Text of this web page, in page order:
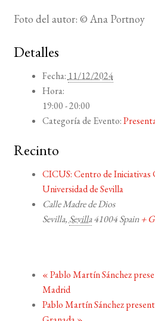
Foto del autor: © Ana Portnoy
Detalles
Fecha: 11/12/2024
Hora:
19:00 - 20:00
Categoría de Evento:
Recinto
CICUS: Centro de Iniciativas
Universidad de Sevilla
Calle Madre de Dios
Sevilla,Sevilla 41004 Spain +
«Pablo Martín Sánchez
Madrid
Pablo Martín Sánchez